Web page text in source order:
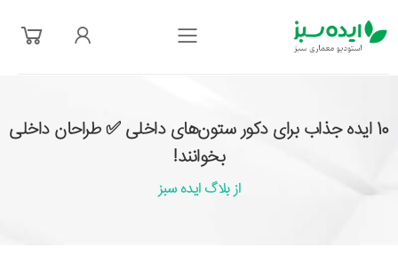
فهرست
10 ایده جذاب برای دکور ستون‌های داخلی ✅ طراحان داخلی
بخوانند!
از بلاگ ایده سبز